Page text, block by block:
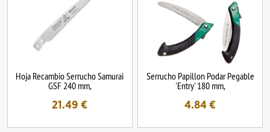
Hoja Recambio Serrucho Samurai
GSF 240 mm,
21.49 €
Serrucho Papillon Podar Pegable
'Entry' 180 mm,
4.84 €